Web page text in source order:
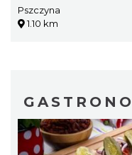
Pszczyna
1.10 km